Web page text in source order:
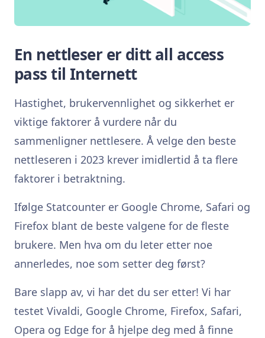
En nettleser er ditt all access
pass til Internett
Hastighet, brukervennlighet og sikkerhet er
viktige faktorer å vurdere når du
sammenligner nettlesere. Å velge den beste
nettleseren i 2023 krever imidlertid å ta flere
faktorer i betraktning.
Ifølge Statcounter er Google Chrome, Safari og
Firefox blant de beste valgene for de fleste
brukere. Men hva om du leter etter noe
annerledes, noe som setter deg først?
Bare slapp av, vi har det du ser etter! Vi har
testet Vivaldi, Google Chrome, Firefox, Safari,
Opera og Edge for å hjelpe deg med å finne